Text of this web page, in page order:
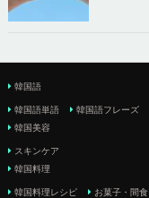
韓国語
韓国語単語 韓国語フレーズ
韓国美容
スキンケア
韓国料理
韓国料理レシピ お菓子・間食